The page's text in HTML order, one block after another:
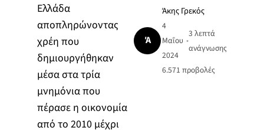
Ελλάδα
αποπληρώνοντας
χρέη που
δημιουργήθηκαν
μέσα στα τρία
μνημόνια που
πέρασε η οικονομία
από το 2010 μέχρι
Ά
Άκης Γρεκός
4
Μαΐου
2024
•
3 λεπτά
ανάγνωσης
6.571 προβολές